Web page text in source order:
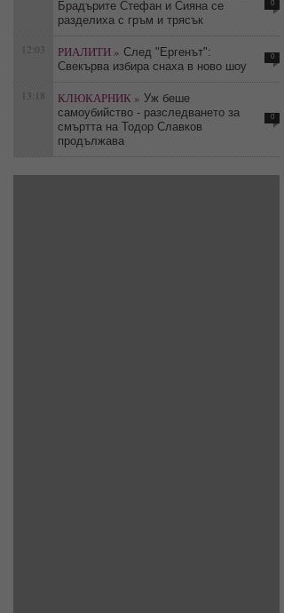
Брадърите Стефан и Сияна се
разделиха с гръм и трясък
0
12:03 РИАЛИТИ » След "Ергенът":
Свекърва избира снаха в ново шоу
0
13:18 КЛЮКАРНИК » Уж беше
самоубийство - разследването за
смъртта на Тодор Славков
продължава
0